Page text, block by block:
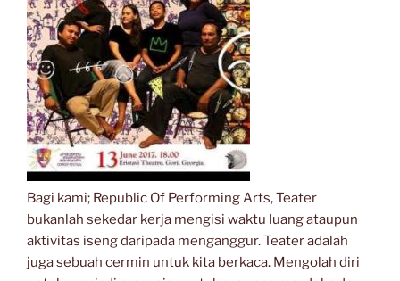
Bagi kami; Republic Of Performing Arts, Teater
bukanlah sekedar kerja mengisi waktu luang ataupun
aktivitas iseng daripada menganggur. Teater adalah
juga sebuah cermin untuk kita berkaca. Mengolah diri